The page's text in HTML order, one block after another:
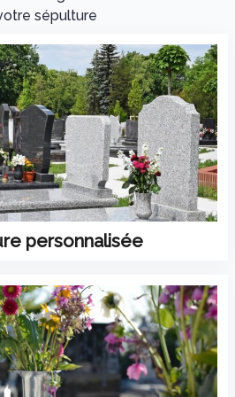
sépulture
personnalisée